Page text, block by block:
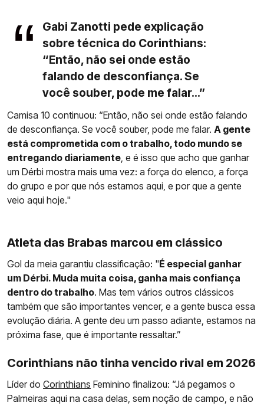
Gabi Zanotti pede explicação
sobre técnica do Corinthians:
“Então, não sei onde estão
falando de desconfiança. Se
você souber, pode me falar...”
Camisa 10 continuou: “Então, não sei onde estão falando
de desconfiança. Se você souber, pode me falar. A gente
está comprometida com o trabalho, todo mundo se
entregando diariamente, e é isso que acho que ganhar
um Dérbi mostra mais uma vez: a força do elenco, a força
do grupo e por que nós estamos aqui, e por que a gente
veio aqui hoje."
Atleta das Brabas marcou em clássico
Gol da meia garantiu classificação: "É especial ganhar
um Dérbi. Muda muita coisa, ganha mais confiança
dentro do trabalho. Mas tem vários outros clássicos
também que são importantes vencer, e a gente busca essa
evolução diária. A gente deu um passo adiante, estamos na
próxima fase, que é importante ressaltar.”
Corinthians não tinha vencido rival em 2026
Líder do Corinthians Feminino finalizou: “Já pegamos o
Palmeiras aqui na casa delas, sem noção de campo, e não